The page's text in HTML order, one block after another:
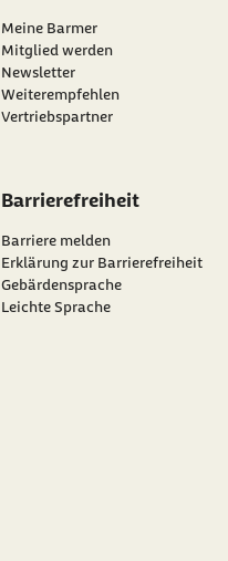
Meine Barmer
Mitglied werden
Newsletter
externer Link:
Weiterempfehlen
Vertriebspartner
Barrierefreiheit
Barriere melden
Erklärung zur Barrierefreiheit
Gebärdensprache
Leichte Sprache